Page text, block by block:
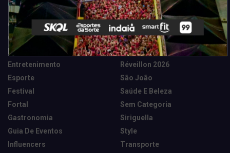
Categorias
Camarote Vip Junino
Cidade
Destaques
Entretenimento
Esporte
Festival
Fortal
Gastronomia
Guia De Eventos
Influencers
Marketing E Negócios
Música
News Tech
Réveillon 2026
São João
Saúde E Beleza
Sem Categoria
Siriguella
Style
Transporte